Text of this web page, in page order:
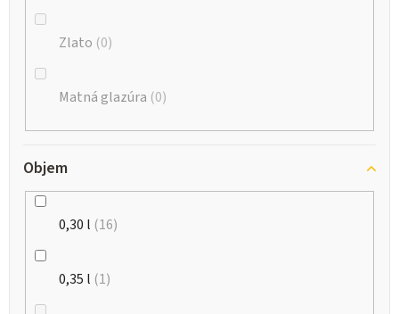
Zlato 0
Matná glazúra 0
Objem
0,30 l 16
0,35 l 1